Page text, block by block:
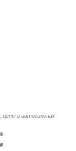
цены в автосалонах